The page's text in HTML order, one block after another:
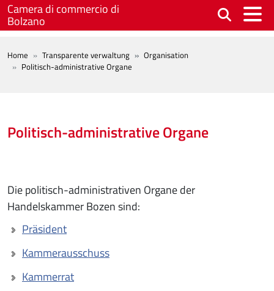
Skip to main content
Camera di commercio di
Bolzano
BREADCRUMB
Home Transparente verwaltung
Organisation
Politisch-administrative Organe
Politisch-administrative Organe
Die politisch-administrativen Organe der
Handelskammer Bozen sind:
Präsident
Kammerausschuss
Kammerrat